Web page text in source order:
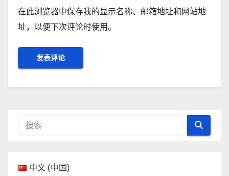
在此浏览器中保存我的显示名称、邮箱地址和网站地
址，以便下次评论时使用。
中文 (中国)